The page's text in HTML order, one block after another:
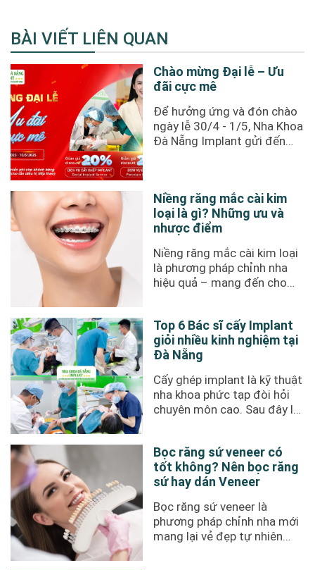
BÀI VIẾT LIÊN QUAN
Chào mừng Đại lễ – Ưu
đãi cực mê
Để hưởng ứng và đón chào
ngày lễ 30/4 - 1/5, Nha Khoa
Đà Nẵng Implant gửi đến
Niềng răng mắc cài kim
loại là gì? Những ưu và
nhược điểm
Niềng răng mắc cài kim loại
là phương pháp chỉnh nha
hiệu quả – mang đến cho
Top 6 Bác sĩ cấy Implant
giỏi nhiều kinh nghiệm tại
Đà Nẵng
Cấy ghép implant là kỹ thuật
nha khoa phức tạp đòi hỏi
chuyên môn cao. Sau đây là
Bọc răng sứ veneer có
tốt không? Nên bọc răng
sứ hay dán Veneer
Bọc răng sứ veneer là
phương pháp chỉnh nha mới
mang lại vẻ đẹp tự nhiên